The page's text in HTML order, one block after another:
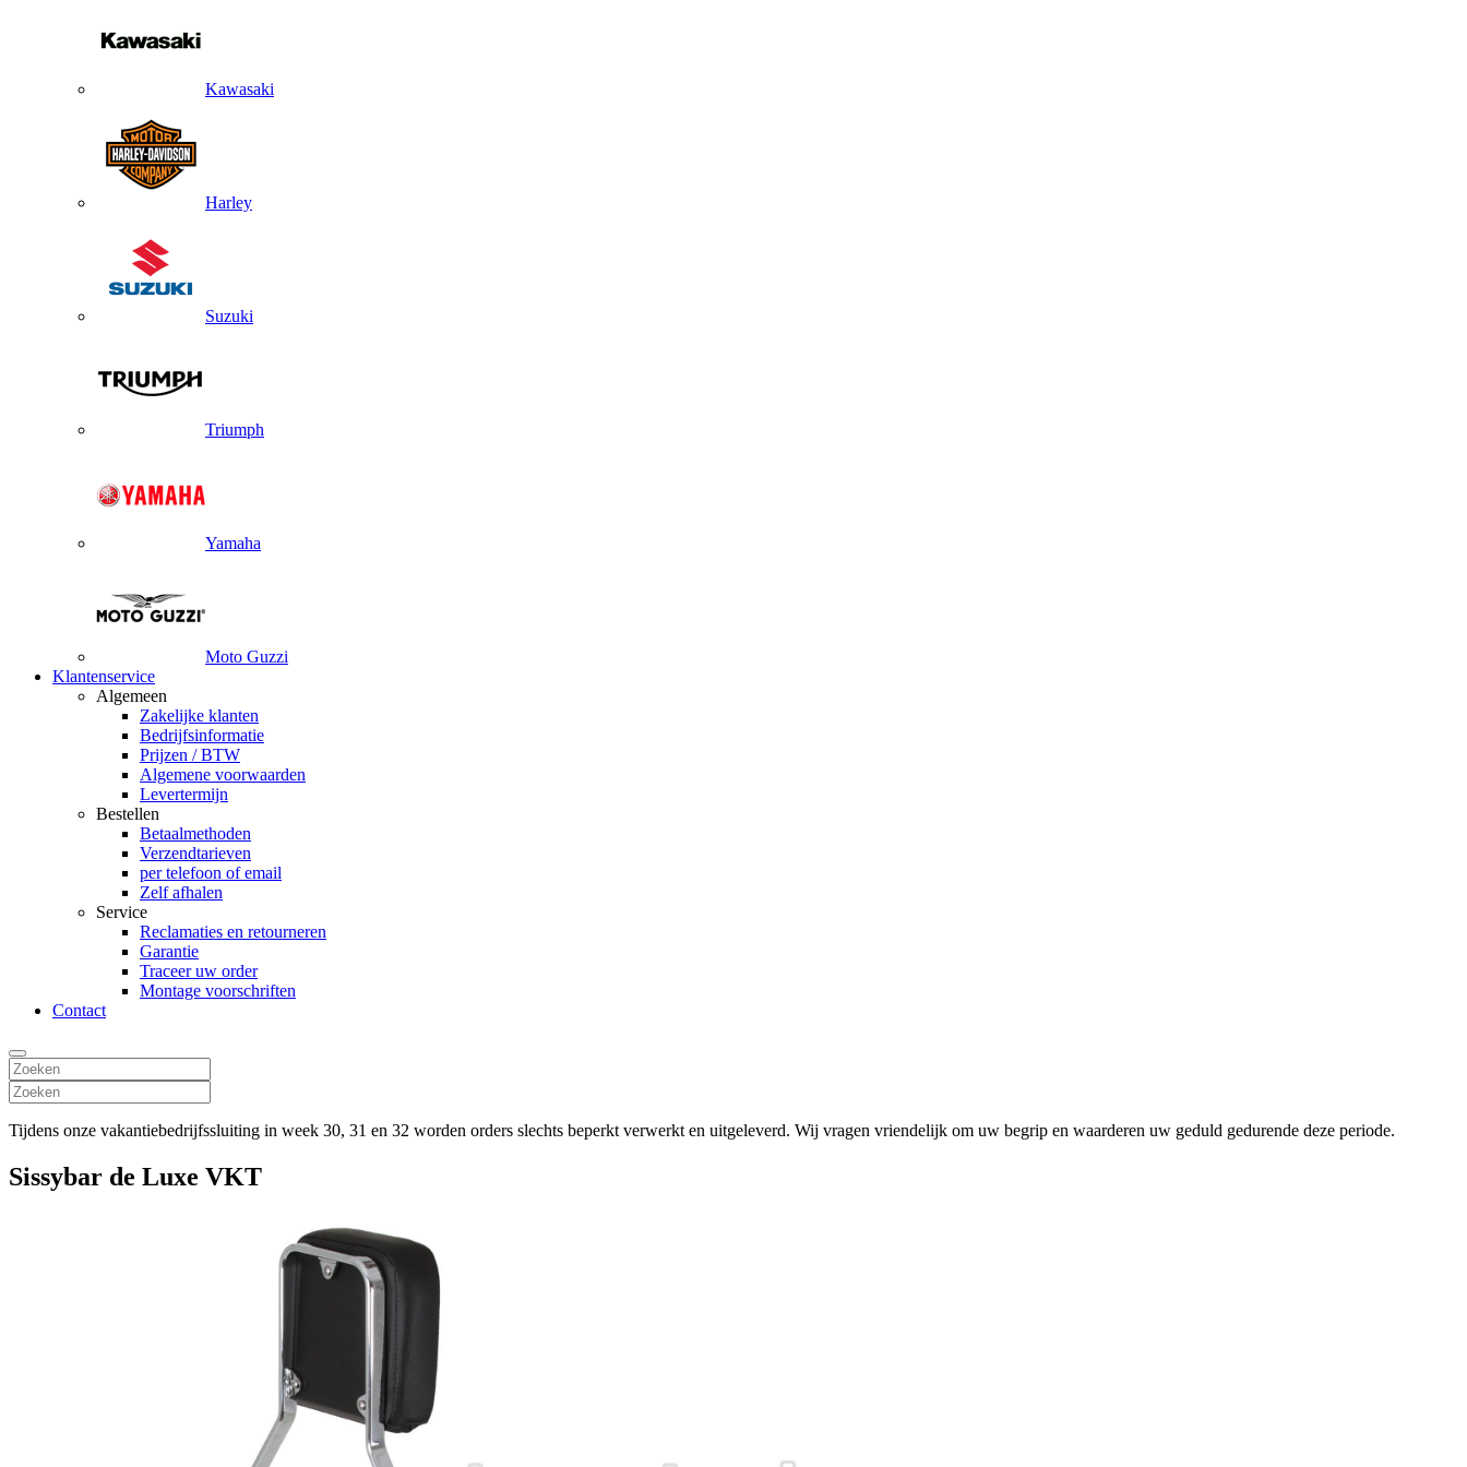
Kawasaki
Harley
Suzuki
Triumph
Yamaha
Moto Guzzi
Klantenservice
Algemeen
Zakelijke klanten
Bedrijfsinformatie
Prijzen / BTW
Algemene voorwaarden
Levertermijn
Bestellen
Betaalmethoden
Verzendtarieven
per telefoon of email
Zelf afhalen
Service
Reclamaties en retourneren
Garantie
Traceer uw order
Montage voorschriften
Contact
Tijdens onze vakantiebedrijfssluiting in week 30, 31 en 32 worden orders slechts beperkt verwerkt en uitgeleverd. Wij vragen vriendelijk om uw begrip en waarderen uw geduld gedurende deze periode.
Sissybar de Luxe VKT